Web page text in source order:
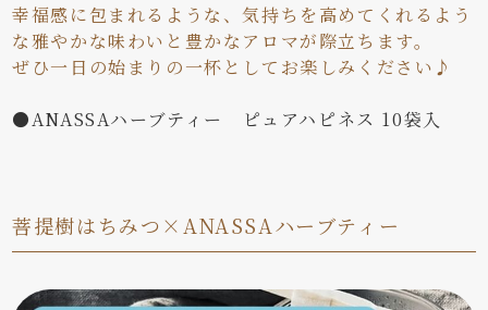
幸福感に包まれるような、気持ちを高めてくれるよう
な雅やかな味わいと豊かなアロマが際立ちます。
ぜひ一日の始まりの一杯としてお楽しみください♪
●ANASSAハーブティー ピュアハピネス 10袋入
菩提樹はちみつ×ANASSAハーブティー